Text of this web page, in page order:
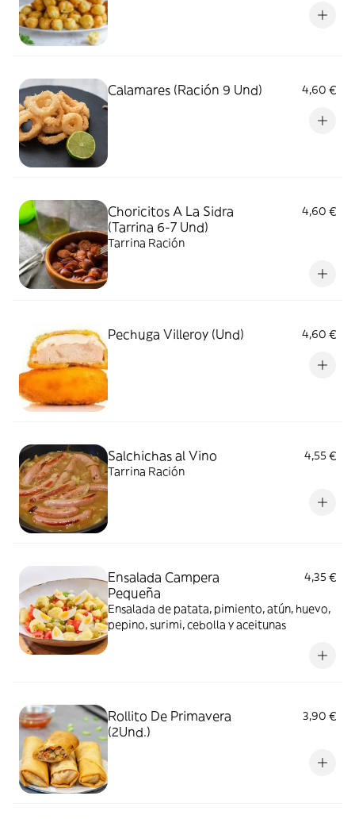
Calamares (Ración 9 Und) 4,60 €
Choricitos A La Sidra
(Tarrina 6-7 Und)
4,60 €
Tarrina Ración
Pechuga Villeroy (Und) 4,60 €
Salchichas al Vino
4,55 €
Tarrina Ración
Ensalada Campera
Pequeña
4,35 €
Ensalada de patata, pimiento, atún, huevo,
pepino, surimi, cebolla y aceitunas
Rollito De Primavera
(2Und.)
3,90 €